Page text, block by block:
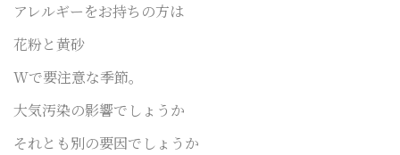
アレルギーをお持ちの方は
花粉と黄砂
Wで要注意な季節。
大気汚染の影響でしょうか
それとも別の要因でしょうか